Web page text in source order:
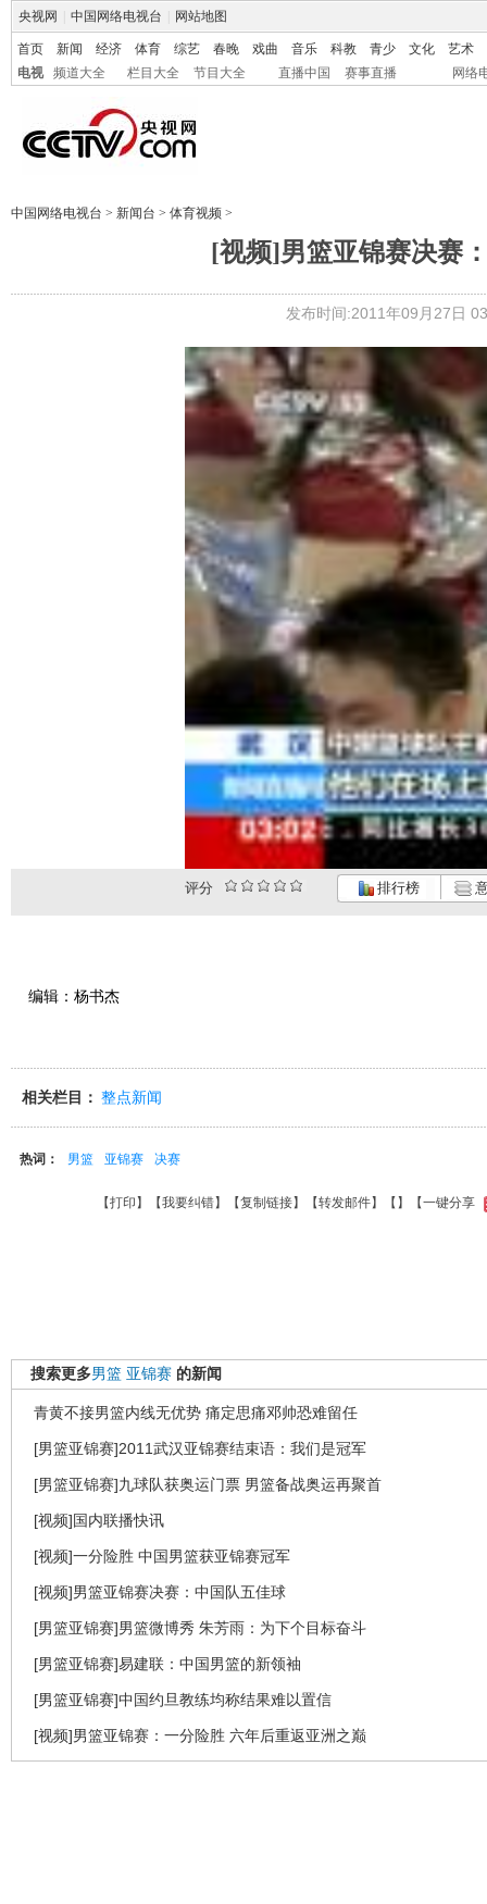
央视网 中国网络电视台 网站地图
首页 新闻 经济 体育 综艺 春晚 戏曲 音乐 科教 青少 文化
艺术
电视
频道大全 栏目大全 节目大全 直播中国 赛事直播 网络
中国网络电视台 > 新闻台 > 体育视频 >
[视频]男篮亚锦赛决赛
发布时间:2011年09月27日
评分 排行榜
编辑：杨书杰
相关栏目： 整点新闻
热词： 男篮 亚锦赛 决赛
【打印 】【我要纠错】【复制链接】【转发邮件】【 】 【一键分享
搜索更多男篮 亚锦赛 的新闻
青黄不接男篮内线无优势 痛定思痛邓帅恐难留任
[男篮亚锦赛]2011武汉亚锦赛结束语：我们是冠军
[男篮亚锦赛]九球队获奥运门票 男篮备战奥运再聚首
[视频]国内联播快讯
[视频]一分险胜 中国男篮获亚锦赛冠军
[视频]男篮亚锦赛决赛：中国队五佳球
[男篮亚锦赛]男篮微博秀 朱芳雨：为下个目标奋斗
[男篮亚锦赛]易建联：中国男篮的新领袖
[男篮亚锦赛]中国约旦教练均称结果难以置信
[视频]男篮亚锦赛：一分险胜 六年后重返亚洲之巅